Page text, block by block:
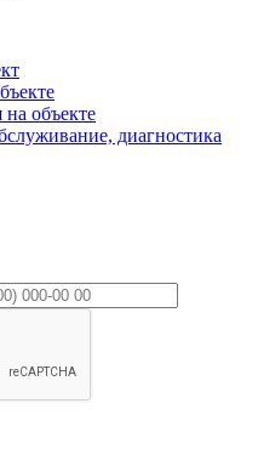
объекте
диагностика